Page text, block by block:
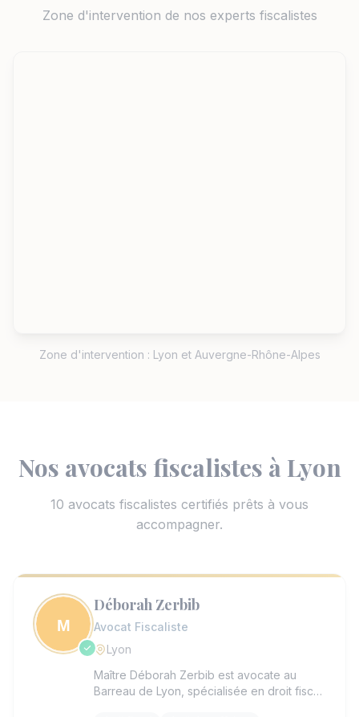
Zone d'intervention de nos experts fiscalistes
Zone d'intervention : Lyon et Auvergne-Rhône-Alpes
Nos avocats fiscalistes à Lyon
10 avocats fiscalistes certifiés prêts à vous
accompagner.
Déborah Zerbib
Avocat Fiscaliste
Lyon
Maître Déborah Zerbib est avocate au
Barreau de Lyon, spécialisée en droit fiscal